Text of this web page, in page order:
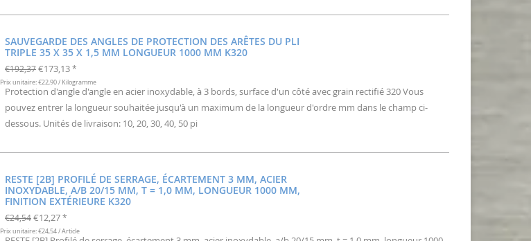
SAUVEGARDE DES ANGLES DE PROTECTION DES ARÊTES DU PLI
TRIPLE 35 X 35 X 1,5 MM LONGUEUR 1000 MM K320
€192,37 €173,13 *
Prix unitaire: €22,90 / Kilogramme
Protection d'angle d'angle en acier inoxydable, à 3 bords, surface d'un côté avec grain rectifié 320 Vous
pouvez entrer la longueur souhaitée jusqu'à un maximum de la longueur d'ordre mm dans le champ ci-
dessous. Unités de livraison: 10, 20, 30, 40, 50 pi
RESTE [2B] PROFILÉ DE SERRAGE, ÉCARTEMENT 3 MM, ACIER
INOXYDABLE, A/B 20/15 MM, T = 1,0 MM, LONGUEUR 1000 MM,
FINITION EXTÉRIEURE K320
€24,54 €12,27 *
Prix unitaire: €24,54 / Article